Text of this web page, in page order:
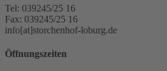
Tel: 039245/25 16
Fax: 039245/25 16
info[at]storchenhof-loburg.de
Öffnungszeiten